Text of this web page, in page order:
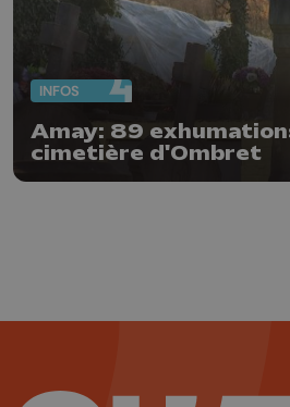
INFOS
Amay: 89
cimetière d'Ombret